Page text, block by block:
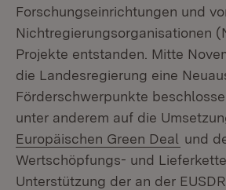
Forschungseinrichtungen und
Nichtregierungsorganisationen
Projekte entstanden. Mitte
die Landesregierung eine
Förderschwerpunkte
unter anderem auf die
Europäischen Green Deal und
Wertschöpfungs- und
Unterstützung der an der